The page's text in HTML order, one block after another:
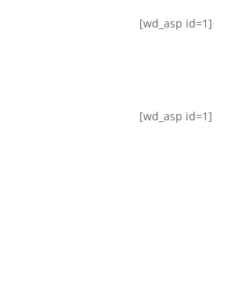
[wd_asp id=1]
[wd_asp id=1]